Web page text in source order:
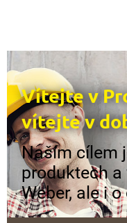
Vítejte v
vítejte v
Naším cílem
produktech
Weber, ale i